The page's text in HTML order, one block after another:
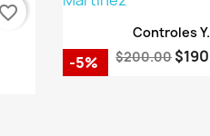
favorite_border
Vista
Controles
$200.00
-5%